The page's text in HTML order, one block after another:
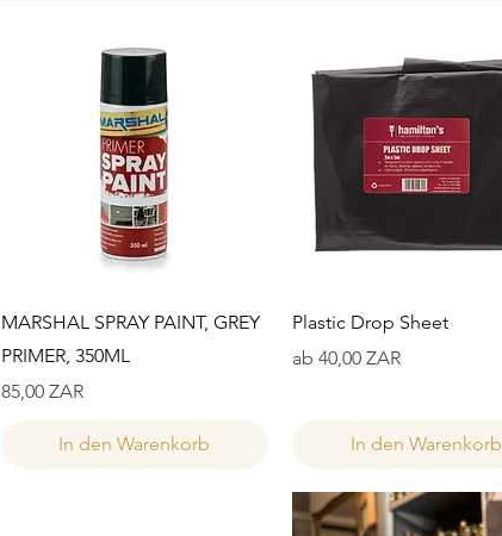
Schnellansicht
MARSHAL SPRAY PAINT, GREY
PRIMER, 350ML
Preis
85,00 ZAR
In den Warenkorb
Schnellansicht
Plastic Drop Sheet
ab 40,00 ZAR
Sale-Preis
In den Warenkorb